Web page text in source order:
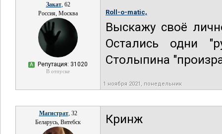
Закат, 62
Россия, Москва
А Репутация: 31020
В отпуске
Roll-o-matic,
Выскажу своё
Остались одни
Столыпина
1 ноября 2021, понедельник
Магистрат, 32
Беларусь, Витебск
Кринж